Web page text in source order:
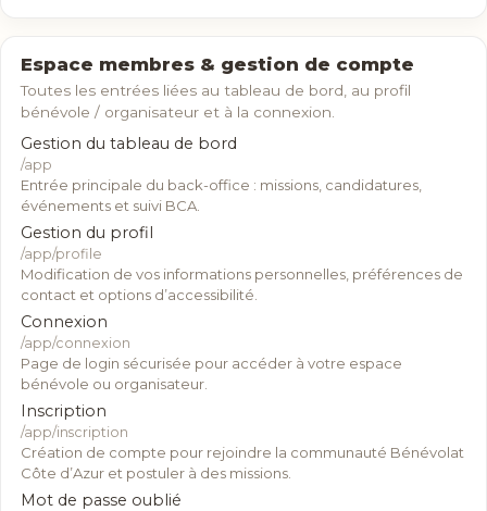
Espace membres & gestion de compte
Toutes les entrées liées au tableau de bord, au profil
bénévole / organisateur et à la connexion.
Gestion du tableau de bord
/app
Entrée principale du back-office : missions, candidatures,
événements et suivi BCA.
Gestion du profil
/app/profile
Modification de vos informations personnelles, préférences de
contact et options d’accessibilité.
Connexion
/app/connexion
Page de login sécurisée pour accéder à votre espace
bénévole ou organisateur.
Inscription
/app/inscription
Création de compte pour rejoindre la communauté Bénévolat
Côte d’Azur et postuler à des missions.
Mot de passe oublié